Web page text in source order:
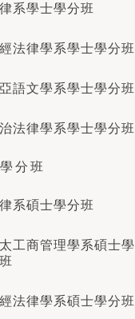
系學士學分班
法律學系學士學分班
語文學系學士學分班
法律學系學士學分班
分班
系碩士學分班
工商管理學系碩士學
法律學系碩士學分班